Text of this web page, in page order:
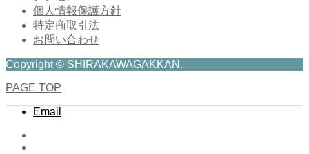
個人情報保護方針
特定商取引法
お問い合わせ
Copyright © SHIRAKAWAGAKKAN.
PAGE TOP
Email